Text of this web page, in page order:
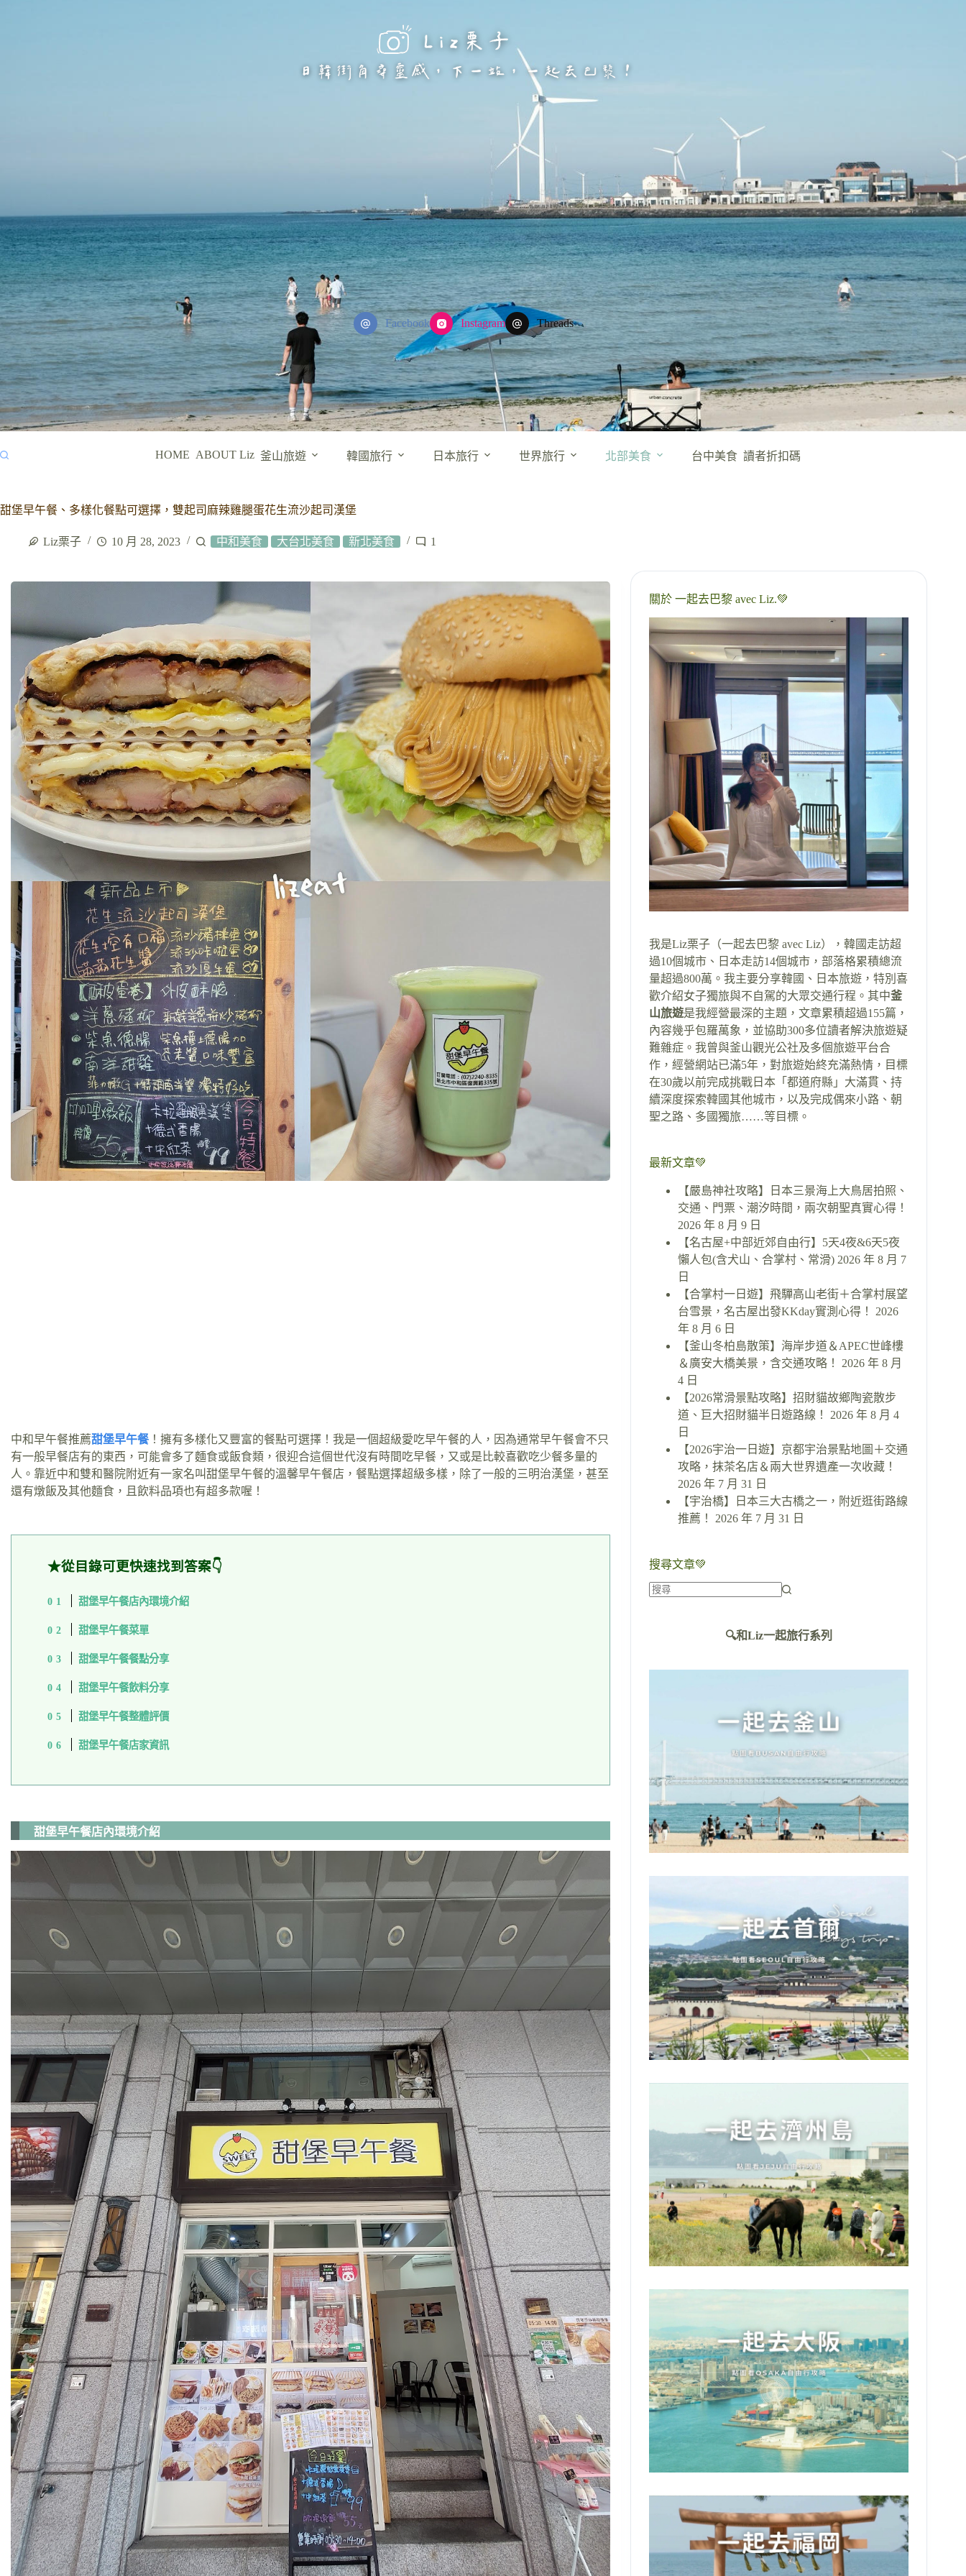
Facebook Instagram Threads
HOME ABOUT Liz 釜山旅遊 韓國旅行 日本旅行 世界旅行 北部美食 台中美食 讀者折扣碼
甜堡早午餐、多樣化餐點可選擇，雙起司麻辣雞腿蛋花生流沙起司漢堡
Liz栗子 10 月 28, 2023 中和美食 大台北美食 新北美食 1
中和早午餐推薦甜堡早午餐！擁有多樣化又豐富的餐點可選擇！我是一個超級愛吃早午餐的人，因為通常早午餐會不只
有一般早餐店有的東西，可能會多了麵食或飯食類，很迎合這個世代沒有時間吃早餐，又或是比較喜歡吃少餐多量的
人。靠近中和雙和醫院附近有一家名叫甜堡早午餐的溫馨早午餐店，餐點選擇超級多樣，除了一般的三明治漢堡，甚至
還有燉飯及其他麵食，且飲料品項也有超多款喔！
★從目錄可更快速找到答案👇
甜堡早午餐店內環境介紹
甜堡早午餐菜單
甜堡早午餐餐點分享
甜堡早午餐飲料分享
甜堡早午餐整體評價
甜堡早午餐店家資訊
甜堡早午餐店內環境介紹
關於 一起去巴黎 avec Liz.💚
我是Liz栗子（一起去巴黎 avec Liz），韓國走訪超
過10個城市、日本走訪14個城市，部落格累積總流
量超過800萬。我主要分享韓國、日本旅遊，特別喜
歡介紹女子獨旅與不自駕的大眾交通行程。其中釜
山旅遊是我經營最深的主題，文章累積超過155篇，
內容幾乎包羅萬象，並協助300多位讀者解決旅遊疑
難雜症。我曾與釜山觀光公社及多個旅遊平台合
作，經營網站已滿5年，對旅遊始終充滿熱情，目標
在30歲以前完成挑戰日本「都道府縣」大滿貫、持
續深度探索韓國其他城市，以及完成偶來小路、朝
聖之路、多國獨旅……等目標。
最新文章💚
【嚴島神社攻略】日本三景海上大鳥居拍照、
交通、門票、潮汐時間，兩次朝聖真實心得！
2026 年 8 月 9 日
【名古屋+中部近郊自由行】5天4夜&6天5夜
懶人包(含犬山、合掌村、常滑) 2026 年 8 月 7
日
【合掌村一日遊】飛驒高山老街＋合掌村展望
台雪景，名古屋出發KKday實測心得！
2026
年 8 月 6 日
【釜山冬柏島散策】海岸步道＆APEC世峰樓
＆廣安大橋美景，含交通攻略！
2026 年 8 月
4 日
【2026常滑景點攻略】招財貓故鄉陶瓷散步
道、巨大招財貓半日遊路線！
2026 年 8 月 4
日
【2026宇治一日遊】京都宇治景點地圖＋交通
攻略，抹茶名店＆兩大世界遺產一次收藏！
2026 年 7 月 31 日
【宇治橋】日本三大古橋之一，附近逛街路線
推薦！
2026 年 7 月 31 日
搜尋文章💚
🔍和Liz一起旅行系列